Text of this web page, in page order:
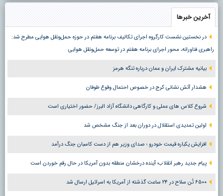
آخرین خبرها
در نخستین نشست کارگروه اجرای تکالیف برنامه هفتم در حوزه حمل‌ونقل هوایی مطرح شد:
راهبری فناورانه، محور اجرای برنامه هفتم در توسعه حمل‌ونقل هوایی
بیانیه مشترک ایران و عمان درباره تنگه هرمز
هشدار آتش نشانی کرج در خصوص احتمال وقوع طوفان
شروع کلاس های عملی و کارگاهی دانشگاه آزاد البرز/ حضور اختیاری است
اولین تمدیدی استقلال در دوران بعد از جنگ مشخص شد
افزایش یکباره قیمت خودرو ؛ صدای وزیر هم از دست کاسبان جنگ درآمد
پیام جدید رهبر انقلاب؛ آینده درخشان منطقه بدون آمریکا در حال رقم خوردن است
۶۵۰۰ تُن سلاح در ۲۴ ساعت گذشته از آمریکا به اسرائیل ارسال شد